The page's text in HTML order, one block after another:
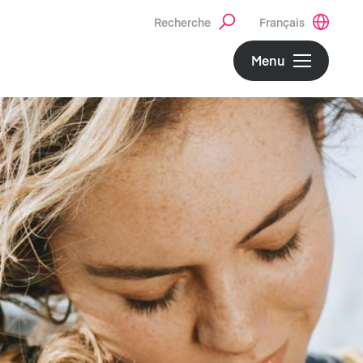
Recherche Français
Menu